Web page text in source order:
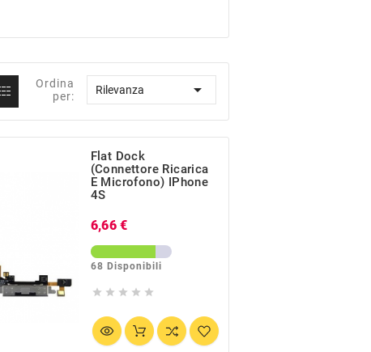
Ordina
per:
Rilevanza 
Flat Dock
(Connettore Ricarica
E Microfono) IPhone
4S
6,66 €
68 Disponibili
    